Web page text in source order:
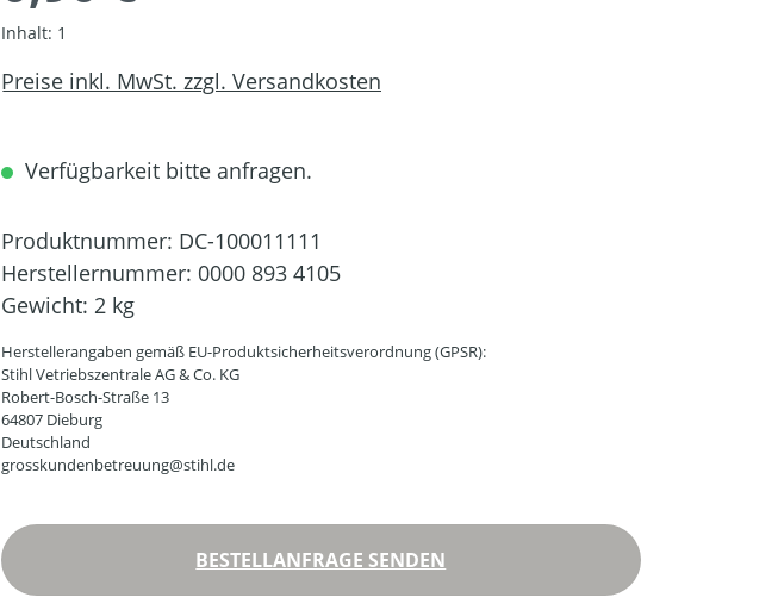
Inhalt: 1
Preise inkl. MwSt. zzgl. Versandkosten
Verfügbarkeit bitte anfragen.
Produktnummer: DC-100011111
Herstellernummer: 0000 893 4105
Gewicht: 2 kg
Herstellerangaben gemäß EU-Produktsicherheitsverordnung (GPSR):
Stihl Vetriebszentrale AG & Co. KG
Robert-Bosch-Straße 13
64807 Dieburg
Deutschland
grosskundenbetreuung@stihl.de
BESTELLANFRAGE SENDEN